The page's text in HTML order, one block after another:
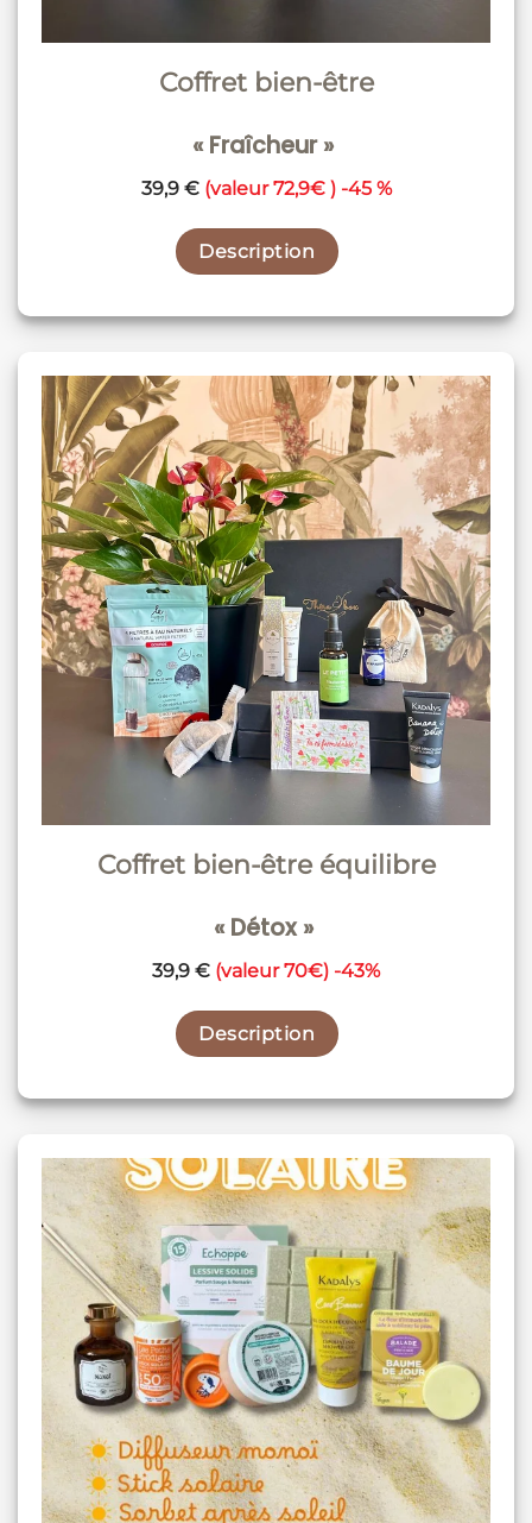
Coffret bien-être
« Fraîcheur »
39,9 €(valeur 72,9€ ) -45 %
Description
Coffret bien-être équilibre
« Détox »
39,9 € (valeur 70€) -43%
Description